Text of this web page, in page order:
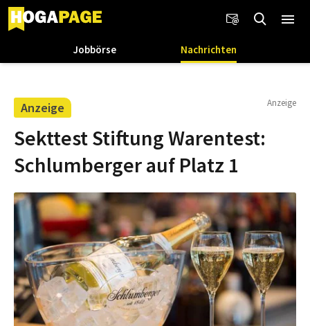
Jobbörse Nachrichten
Anzeige Anzeige
Sekttest Stiftung Warentest:
Schlumberger auf Platz 1